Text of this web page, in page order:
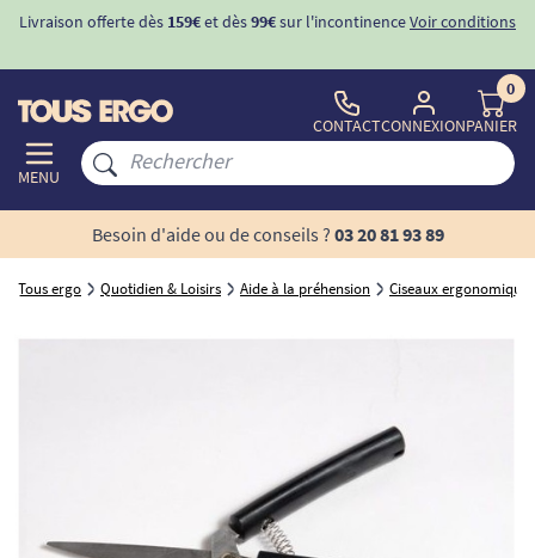
Livraison offerte dès 159€et dès99€sur l'incontinenceVoir conditions
MENU
CONTACTCONNEXION
0
PANIER
Besoin d'aide ou de conseils ? 03 20 81 93 89
Tous ergo Quotidien & Loisirs Aide à la préhension Ciseaux ergonomiques